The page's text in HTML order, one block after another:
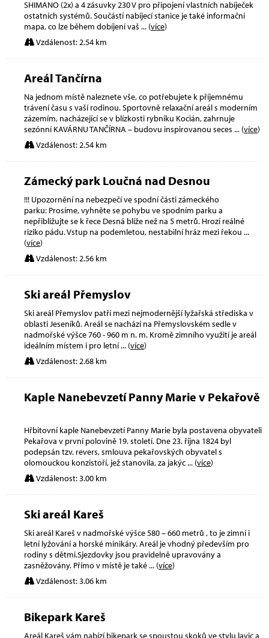
SHIMANO (2x) a 4 zásuvky 230 V pro připojení vlastních nabíječek
ostatních systémů. Součástí nabíjecí stanice je také informační
mapa, co lze během dobíjení vaš ... (více)
Vzdálenost: 2.54 km
Areál Tančírna
Na jednom místě naleznete vše, co potřebujete k příjemnému
trávení času s vaší rodinou. Sportovně relaxační areál s moderním
zázemím, nacházející se v blízkosti rybníku Kocián, zahrnuje
sezónní KAVÁRNU TANČÍRNA – budovu inspirovanou seces ... (více)
Vzdálenost: 2.54 km
Zámecký park Loučná nad Desnou
!!! Upozornění na nebezpečí ve spodní části zámeckého
parku: Prosíme, vyhněte se pohybu ve spodním parku a
nepřibližujte se k řece Desná blíže než na 5 metrů. Hrozí reálné
riziko pádu. Vstup na podemletou, nestabilní hráz mezi řekou ...
(více)
Vzdálenost: 2.56 km
Ski areál Přemyslov
Ski areál Přemyslov patří mezi nejmodernější lyžařská střediska v
oblasti Jeseníků. Areál se nachází na Přemyslovském sedle v
nadmořské výšce 760 - 960 m n. m. Kromě zimního využití je areál
ideálním místem i pro letní... (více)
Vzdálenost: 2.68 km
Kaple Nanebevzetí Panny Marie v Pekařově
Hřbitovní kaple Nanebevzetí Panny Marie byla postavena obyvateli
Pekařova v první polovině 19. století. Dne 23. října 1824 byl
podepsán tzv. revers, smlouva pekařovských obyvatel s
olomouckou konzistoří, jež stanovila, za jakýc... (více)
Vzdálenost: 3.00 km
Ski areál Kareš
Ski areál Kareš v nadmořské výšce 580 – 660 metrů , to je zimní i
letní lyžování a horské minikáry. Areál je vhodný především pro
rodiny s dětmi.Sjezdovky jsou pravidelně upravovány a
zasněžovány. Přímo v místě je také... (více)
Vzdálenost: 3.06 km
Bikepark Kareš
Areál Kareš vám nabízí bikepark se spoustou skoků ve stylu lavic a